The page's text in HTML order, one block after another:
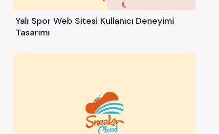
Yalı Spor Web Sitesi Kullanıcı Deneyimi
Tasarımı